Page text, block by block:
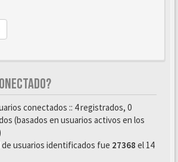
conectados :: 4 registrados, 0
(basados en usuarios activos en los
de usuarios identificados fue 27368 el 14